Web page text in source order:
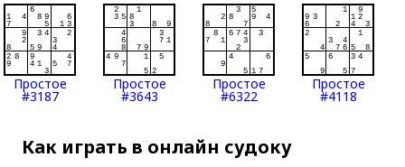
Простое
#3187
Простое
#3643
Простое
#6322
Простое
#4118
Как играть в онлайн судоку